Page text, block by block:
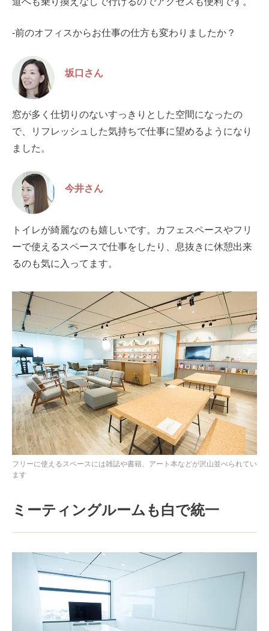
-前のオフィスからお仕事の仕方も変わりましたか？
坂口さん
窓が多く仕切りのないすっきりとした空間になったの
で、リフレッシュした気持ちで仕事に望めるようになり
ました。
今井さん
トイレが綺麗なのも嬉しいです。カフェスペースやフリ
ーで使えるスペースで仕事をしたり、息抜きに休憩出来
るのも気に入ってます。
フリーに使えるスペースには雑誌や書籍、アート本などが沢山並べられてい
ます
ミーティングルームも白で統一